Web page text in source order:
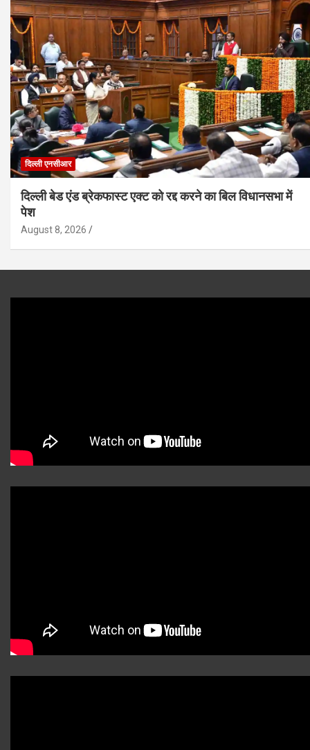
दिल्ली एनसीआर
दिल्ली बेड एंड ब्रेकफास्ट एक्ट को रद्द करने का बिल विधानसभा में
पेश
August 8, 2026